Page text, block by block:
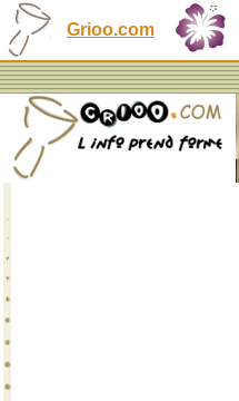
Grioo.com